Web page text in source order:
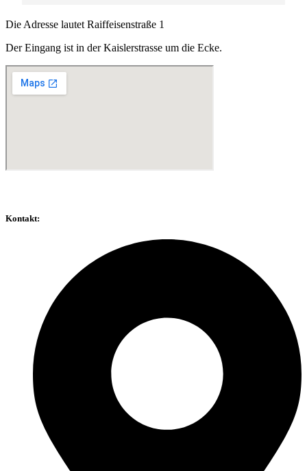
Die Adresse lautet Raiffeisenstraße 1
Der Eingang ist in der Kaislerstrasse um die Ecke.
Kontakt: